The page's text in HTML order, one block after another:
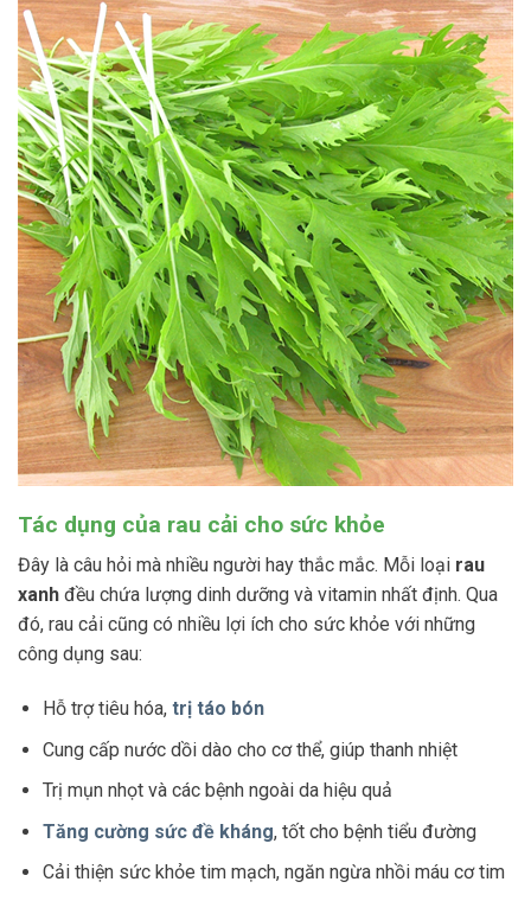
Tác dụng của rau cải cho sức khỏe
Đây là câu hỏi mà nhiều người hay thắc mắc. Mỗi loại rau
xanh đều chứa lượng dinh dưỡng và vitamin nhất định. Qua
đó, rau cải cũng có nhiều lợi ích cho sức khỏe với những
công dụng sau:
Hỗ trợ tiêu hóa, trị táo bón
Cung cấp nước dồi dào cho cơ thể, giúp thanh nhiệt
Trị mụn nhọt và các bệnh ngoài da hiệu quả
Tăng cường sức đề kháng, tốt cho bệnh tiểu đường
Cải thiện sức khỏe tim mạch, ngăn ngừa nhồi máu cơ tim